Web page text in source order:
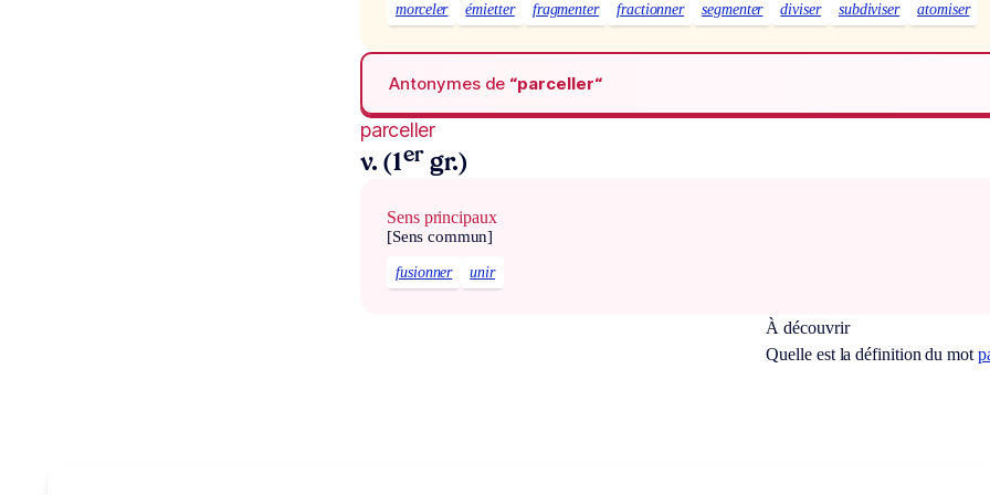
morceler émietter fragmenter fractionner segmenter diviser subdiviser atomiser
Antonymes de “parceller“
parceller
v. (1er gr.)
Sens principaux
[Sens commun]
fusionner unir
À découvrir
Quelle est la définition du mot